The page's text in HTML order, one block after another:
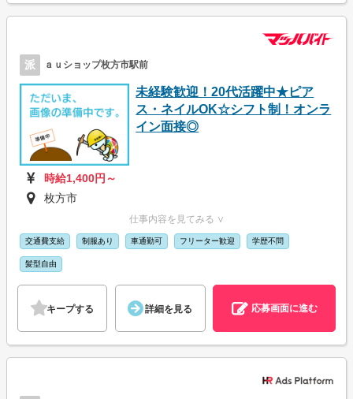
派 ａｕショップ枚方市駅前
未経験歓迎！20代活躍中★ピア
ス・ネイルOK☆シフト制！オンラ
イン面接◎
時給1,400円～
枚方市
仕事内容を見てみる ∨
交通費支給 制服あり 車通勤可 フリーター歓迎 学歴不問
髪型自由
キープする 詳細を見る 応募画面に進む